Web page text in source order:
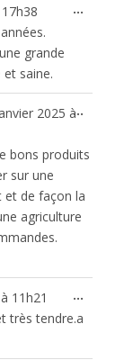
17h38
grande
saine.
...
2025 à
bons produits
sur une
et de façon la
agriculture
...
méta.
à 11h21
très tendre.a
...